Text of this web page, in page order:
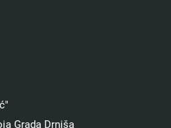
Grada Drniša